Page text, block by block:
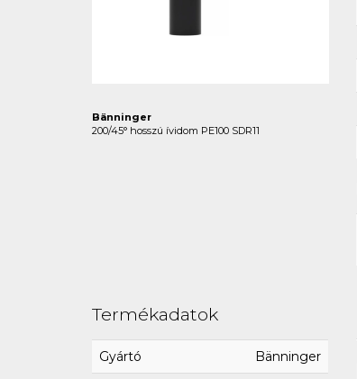
Bänninger
200/45° hosszú ívidom PE100 SDR11
Termékadatok
Gyártó Bänninger